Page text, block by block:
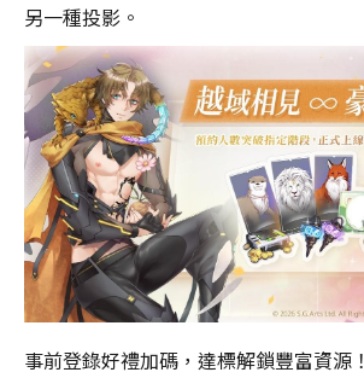
另一種投影。
事前登錄好禮加碼，達標解鎖豐富資源！